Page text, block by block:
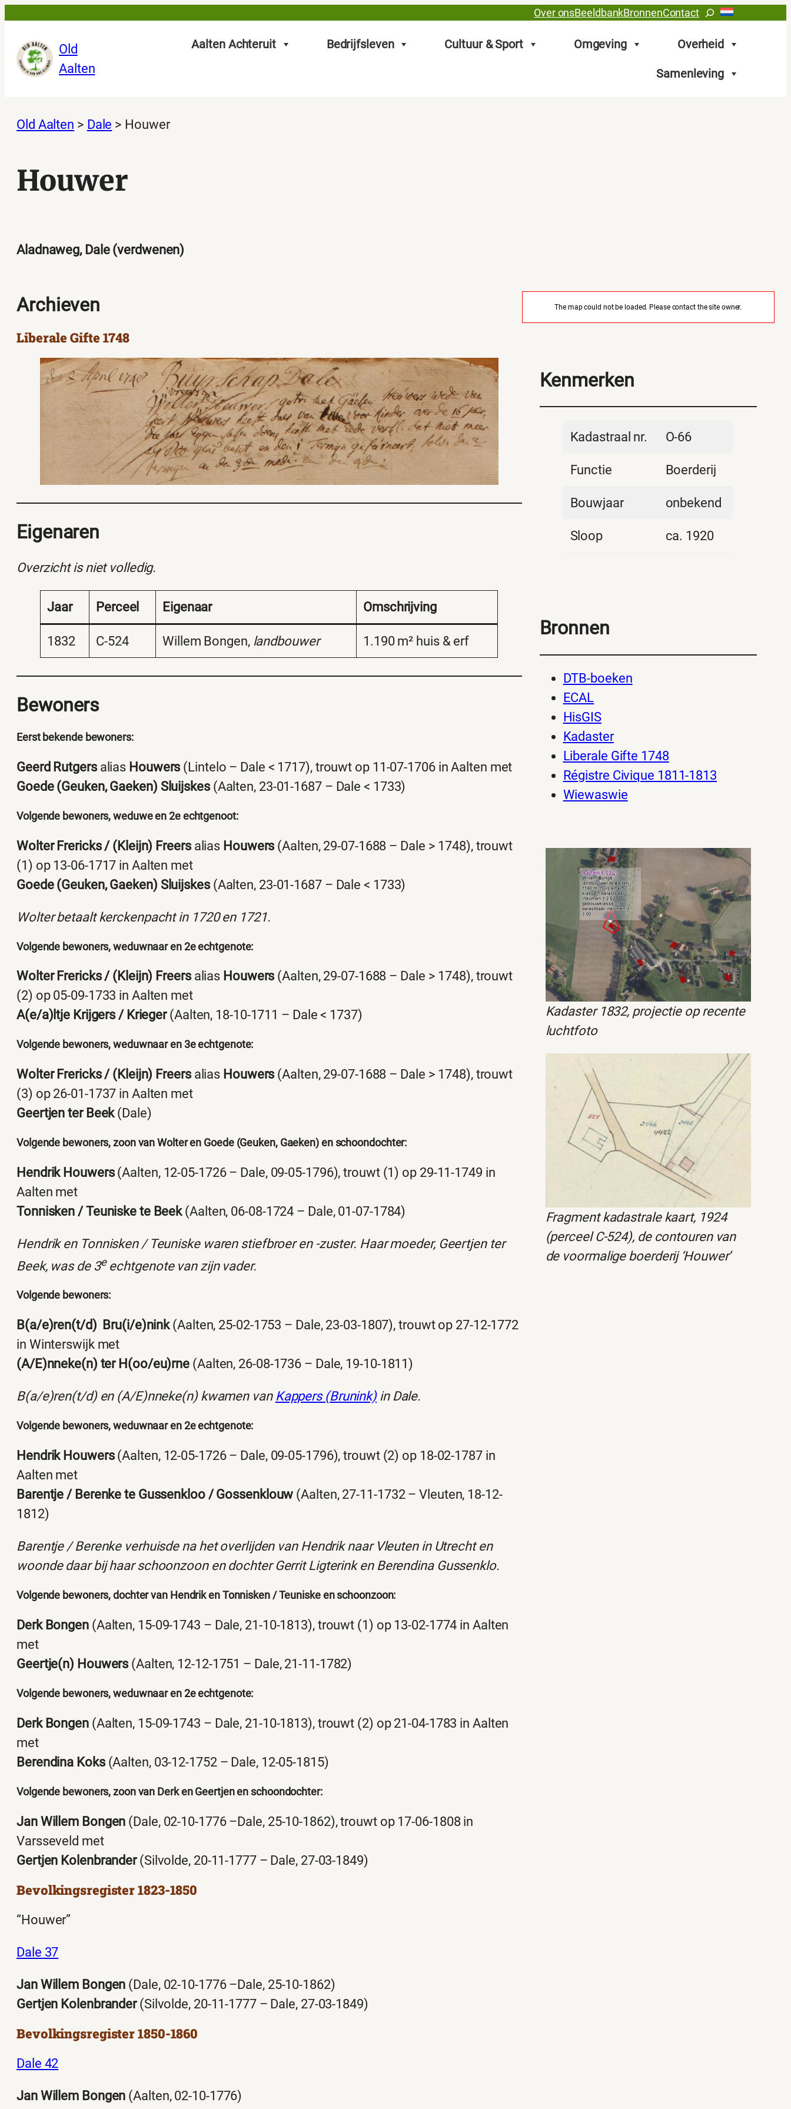
de
inhoud
Over onsBeeldbankBronnenContactZoeken
Old
Aalten
Aalten Achteruit Bedrijfsleven Cultuur & Sport Omgeving Overheid
Samenleving
Old Aalten > Dale > Houwer
Houwer
Aladnaweg, Dale (verdwenen)
Archieven
Liberale Gifte 1748
Eigenaren
Overzicht is niet volledig.
Jaar Perceel Eigenaar Omschrijving
1832 C-524 Willem Bongen, landbouwer 1.190 m² huis & erf
Bewoners
Eerst bekende bewoners:
Geerd Rutgersalias Houwers(Lintelo – Dale < 1717), trouwt op 11-07-1706 in Aalten met
Goede (Geuken, Gaeken) Sluijskes(Aalten, 23-01-1687 – Dale < 1733)
Volgende bewoners, weduwe en 2e echtgenoot:
Wolter Frericks / (Kleijn) Freersalias Houwers(Aalten, 29-07-1688 – Dale > 1748), trouwt
(1) op 13-06-1717 in Aalten met
Goede (Geuken, Gaeken) Sluijskes(Aalten, 23-01-1687 – Dale < 1733)
Wolter betaalt kerckenpacht in 1720 en 1721.
Volgende bewoners, weduwnaar en 2e echtgenote:
Wolter Frericks / (Kleijn) Freersalias Houwers(Aalten, 29-07-1688 – Dale > 1748), trouwt
(2) op 05-09-1733 in Aalten met
A(e/a)ltje Krijgers / Krieger(Aalten, 18-10-1711 – Dale < 1737)
Volgende bewoners, weduwnaar en 3e echtgenote:
Wolter Frericks / (Kleijn) Freersalias Houwers(Aalten, 29-07-1688 – Dale > 1748), trouwt
(3) op 26-01-1737 in Aalten met
Geertjen ter Beek(Dale)
Volgende bewoners, zoon van Wolter en Goede (Geuken, Gaeken) en schoondochter:
Hendrik Houwers(Aalten, 12-05-1726 – Dale, 09-05-1796), trouwt (1) op 29-11-1749 in
Aalten met
Tonnisken / Teuniske te Beek(Aalten, 06-08-1724 – Dale, 01-07-1784)
Hendrik en Tonnisken / Teuniske waren stiefbroer en -zuster. Haar moeder, Geertjen ter
Beek, was de 3eechtgenote van zijn vader.
Volgende bewoners:
B(a/e)ren(t/d) Bru(i/e)nink(Aalten, 25-02-1753 – Dale, 23-03-1807), trouwt op 27-12-1772
in Winterswijk met
(A/E)nneke(n) ter H(oo/eu)rne (Aalten, 26-08-1736 – Dale, 19-10-1811)
B(a/e)ren(t/d) en (A/E)nneke(n) kwamen van Kappers (Brunink)in Dale.
Volgende bewoners, weduwnaar en 2e echtgenote:
Hendrik Houwers(Aalten, 12-05-1726 – Dale, 09-05-1796), trouwt (2) op 18-02-1787 in
Aalten met
Barentje / Berenke te Gussenkloo / Gossenklouw (Aalten, 27-11-1732 – Vleuten, 18-12-
1812)
Barentje / Berenke verhuisde na het overlijden van Hendrik naar Vleuten in Utrecht en
woonde daar bij haar schoonzoon en dochter Gerrit Ligterink en Berendina Gussenklo.
Volgende bewoners, dochter van Hendrik en Tonnisken / Teuniske en schoonzoon:
Derk Bongen(Aalten, 15-09-1743 – Dale, 21-10-1813), trouwt (1) op 13-02-1774 in Aalten
met
Geertje(n) Houwers(Aalten, 12-12-1751 – Dale, 21-11-1782)
Volgende bewoners, weduwnaar en 2e echtgenote:
Derk Bongen(Aalten, 15-09-1743 – Dale, 21-10-1813), trouwt (2) op 21-04-1783 in Aalten
met
Berendina Koks(Aalten, 03-12-1752 – Dale, 12-05-1815)
Volgende bewoners, zoon van Derk en Geertjen en schoondochter:
Jan Willem Bongen (Dale, 02-10-1776 –Dale, 25-10-1862), trouwt op 17-06-1808 in
Varsseveld met
Gertjen Kolenbrander(Silvolde, 20-11-1777 – Dale, 27-03-1849)
Bevolkingsregister 1823-1850
“Houwer”
Dale 37
Jan Willem Bongen (Dale, 02-10-1776 –Dale, 25-10-1862)
Gertjen Kolenbrander(Silvolde, 20-11-1777 – Dale, 27-03-1849)
Bevolkingsregister 1850-1860
Dale 42
Jan Willem Bongen (Aalten, 02-10-1776)
The map could not be loaded. Please contact the site owner.
Kenmerken
Kadastraal nr. O-66
Functie Boerderij
Bouwjaar onbekend
Sloop ca. 1920
Bronnen
DTB-boeken
ECAL
HisGIS
Kadaster
Liberale Gifte 1748
Régistre Civique 1811-1813
Wiewaswie
Kadaster 1832, projectie op recente
luchtfoto
Fragment kadastrale kaart, 1924
(perceel C-524), de contouren van
de voormalige boerderij ‘Houwer’